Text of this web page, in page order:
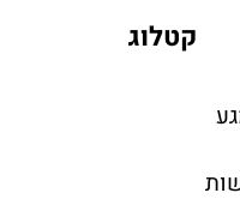
קטלוג